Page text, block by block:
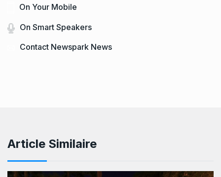
On Your Mobile
On Smart Speakers
Contact Newspark News
Article Similaire